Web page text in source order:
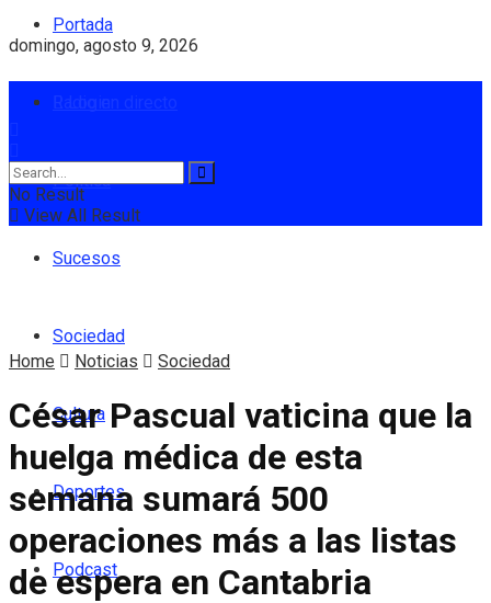
domingo, agosto 9, 2026
Portada
Política
Sucesos
Sociedad
Cultura
Deportes
Podcast
No Result
View All Result
Home Noticias Sociedad
César Pascual vaticina que la
huelga médica de esta
semana sumará 500
operaciones más a las listas
de espera en Cantabria